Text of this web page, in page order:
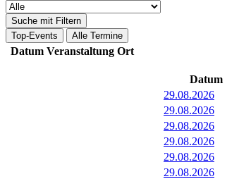
Suche mit Filtern
Top-Events
Alle Termine
Datum Veranstaltung Ort
Datum
29.08.2026
29.08.2026
29.08.2026
29.08.2026
29.08.2026
29.08.2026